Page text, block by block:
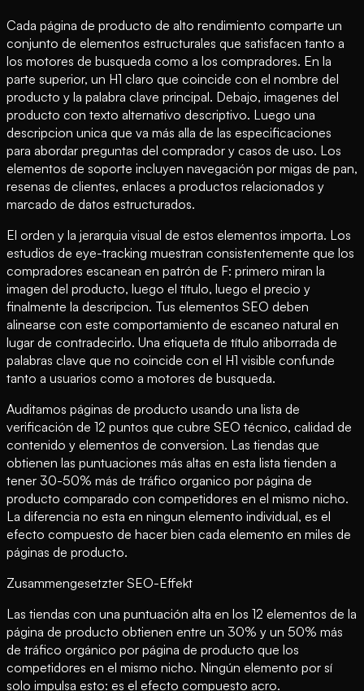
Cada página de producto de alto rendimiento comparte un
conjunto de elementos estructurales que satisfacen tanto a
los motores de busqueda como a los compradores. En la
parte superior, un H1 claro que coincide con el nombre del
producto y la palabra clave principal. Debajo, imagenes del
producto con texto alternativo descriptivo. Luego una
descripcion unica que va más alla de las especificaciones
para abordar preguntas del comprador y casos de uso. Los
elementos de soporte incluyen navegación por migas de pan,
resenas de clientes, enlaces a productos relacionados y
marcado de datos estructurados.
El orden y la jerarquia visual de estos elementos importa. Los
estudios de eye-tracking muestran consistentemente que los
compradores escanean en patrón de F: primero miran la
imagen del producto, luego el título, luego el precio y
finalmente la descripcion. Tus elementos SEO deben
alinearse con este comportamiento de escaneo natural en
lugar de contradecirlo. Una etiqueta de título atiborrada de
palabras clave que no coincide con el H1 visible confunde
tanto a usuarios como a motores de busqueda.
Auditamos páginas de producto usando una lista de
verificación de 12 puntos que cubre SEO técnico, calidad de
contenido y elementos de conversion. Las tiendas que
obtienen las puntuaciones más altas en esta lista tienden a
tener 30-50% más de tráfico organico por página de
producto comparado con competidores en el mismo nicho.
La diferencia no esta en ningun elemento individual, es el
efecto compuesto de hacer bien cada elemento en miles de
páginas de producto.
Zusammengesetzter SEO-Effekt
Las tiendas con una puntuación alta en los 12 elementos de la
página de producto obtienen entre un 30% y un 50% más
de tráfico orgánico por página de producto que los
competidores en el mismo nicho. Ningún elemento por sí
solo impulsa esto: es el efecto compuesto acro.